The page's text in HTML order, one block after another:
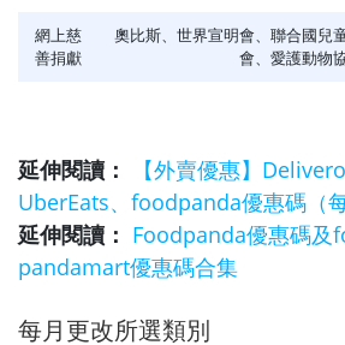
網上慈
善捐獻
奧比斯、世界宣明會、聯合國兒
會、愛護動物
延伸閱讀：
【外賣優惠】
UberEats、foodpanda優惠碼（每
延伸閱讀： Foodpanda優惠碼
pandamart優惠碼合集
每月更改所選類別